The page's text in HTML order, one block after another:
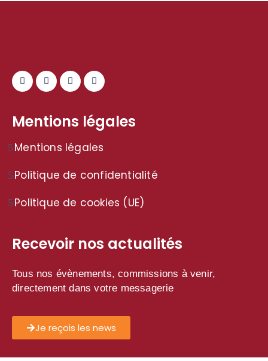
Mentions légales
Mentions légales
Politique de confidentialité
Politique de cookies (UE)
Recevoir nos actualités
Tous nos évènements, commissions à venir,
directement dans votre messagerie
Je reçois les news